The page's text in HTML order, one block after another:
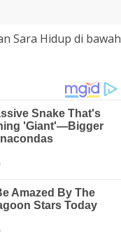
Sara Hidup di bawah